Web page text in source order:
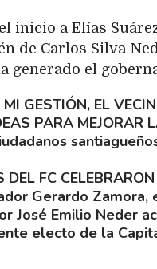
inicio a Elías
de Carlos Silva
generado el
GESTIÓN, EL
PARA MEJORAR
DEL FC
Gerardo
José Emilio Neder
electo de la